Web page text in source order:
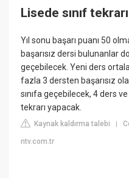
Lisede sınıf
Yıl sonu başarı puanı 50
başarısız dersi bulunanlar
geçebilecek. Yeni ders
fazla 3 dersten başarısız
sınıfa geçebilecek, 4 ders
tekrarı yapacak.
Kaynak kaldırma talebi |
ntv.com.tr